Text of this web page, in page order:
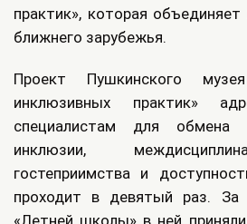
практик», которая
ближнего зарубежья.
Проект Пушкинского
инклюзивных практик»
специалистам для
инклюзии,
гостеприимства и
проходит в девятый раз.
«Летней школы» в ней